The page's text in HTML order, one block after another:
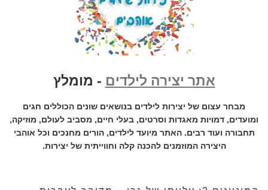
אתר יצירה לילדים - מומלץ
מבחר עצום של יצירות לילדים בנושאים שונים הכוללים חגים
ומועדים, דמויות מאגדות וסרטים, בעלי חיים, מסביב לעולם, מוזיקה,
תחבורה ועוד רבים. האתר מיועד לילדים, הורים מחנכים וכל אוהבי
היצירה המוזמנים להכנה קלה וחווייתית של יצירות.